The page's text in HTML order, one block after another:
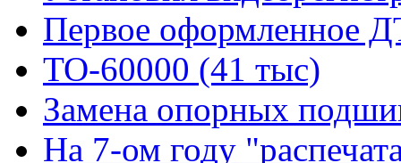
Первое оформленное
ТО-60000 (41 тыс)
Замена опорных
На 7-ом году